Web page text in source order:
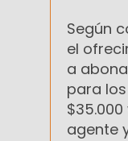
Según
el
a
para
agente